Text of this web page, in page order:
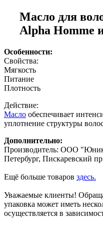
Масло для
Alpha Homme
Особенности:
Свойства:
Мягкость
Питание
Плотность
Действие:
Масло обеспечивает
уплотнение структуры
Дополнительно:
Производитель: ООО
Петербург, Пискаревский
Ещё больше товаров здесь.
Уважаемые клиенты!
упаковка может иметь
осуществляется в